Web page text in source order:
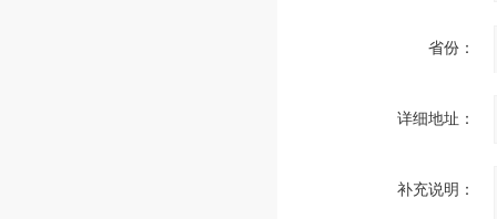
省份：
详细地址：
补充说明：